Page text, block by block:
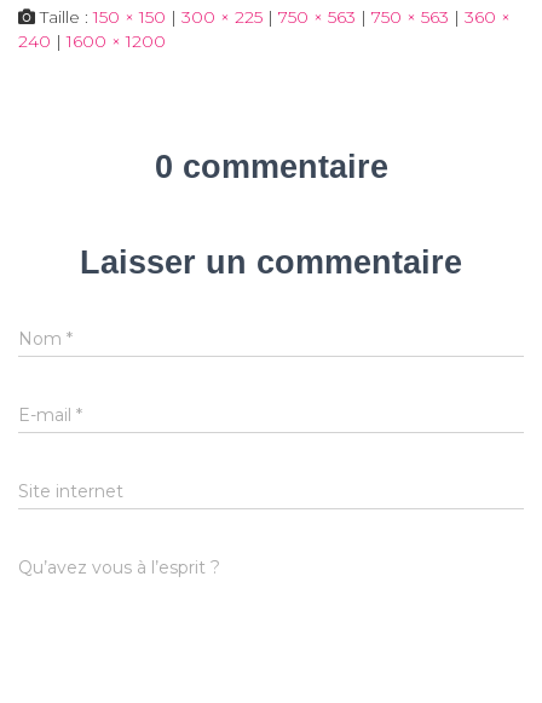
Taille :150 × 150 | 300 × 225 | 750 × 563 | 750 × 563 | 360 ×
240 | 1600 × 1200
0 commentaire
Laisser un commentaire
Nom *
E-mail *
Site internet
Qu’avez vous à l’esprit ?